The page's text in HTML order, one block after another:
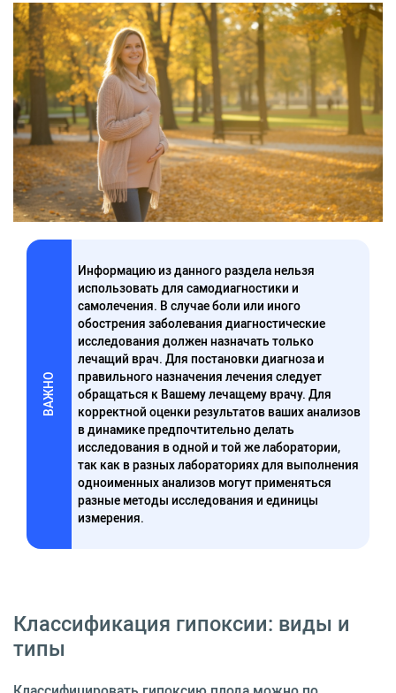
ВАЖНО
Информацию из данного раздела нельзя
использовать для самодиагностики и
самолечения. В случае боли или иного
обострения заболевания диагностические
исследования должен назначать только
лечащий врач. Для постановки диагноза и
правильного назначения лечения следует
обращаться к Вашему лечащему врачу. Для
корректной оценки результатов ваших анализов
в динамике предпочтительно делать
исследования в одной и той же лаборатории,
так как в разных лабораториях для выполнения
одноименных анализов могут применяться
разные методы исследования и единицы
измерения.
Классификация гипоксии: виды и
типы